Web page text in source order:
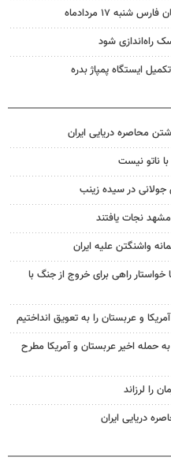
۱۷ مردادماه
محاصره دریایی ایران
ناتو نیست
در سیده زینب
واشنگتن علیه ایران
راهی برای خروج از جنگ با
و عربستان را به تعویق انداختیم
حمله اخیر عربستان و آمریکا مطرح
دریایی ایران